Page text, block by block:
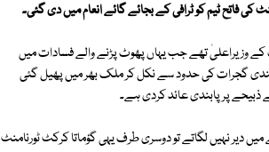
فاتح ٹیم کو ٹرافی کے بجائے گائے انعام میں دی گئی۔
کا تعلق بھی گجرات سے ہے۔2002 ء میں وہ گجرات کے وزیراعلیٰ تھے جب یہاں پھوٹ پڑنے والے فسادات میں
گجرات کی حدود سے نکل کر ملک بھر میں پھیل گئی
پر پابندی عائد کردی ہے۔
دیر نہیں لگاتے تو دوسری طرف یہی گؤماتا کرکٹ ٹورنامنٹ